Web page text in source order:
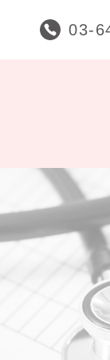
03-